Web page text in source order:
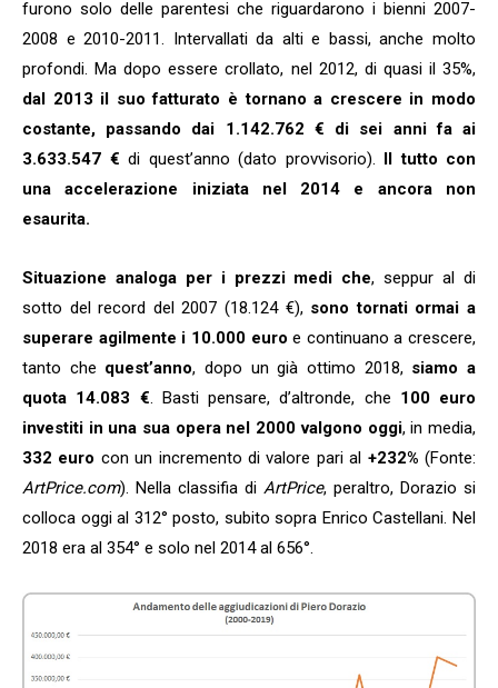
furono solo delle parentesi che riguardarono i bienni 2007-
2008 e 2010-2011. Intervallati da alti e bassi, anche molto
profondi. Ma dopo essere crollato, nel 2012, di quasi il 35%,
dal 2013 il suo fatturato è tornano a crescere in modo
costante, passando dai 1.142.762 € di sei anni fa ai
3.633.547 € di quest’anno (dato provvisorio). Il tutto con
una accelerazione iniziata nel 2014 e ancora non
esaurita.
Situazione analoga per i prezzi medi che, seppur al di
sotto del record del 2007 (18.124 €), sono tornati ormai a
superare agilmente i 10.000 euroe continuano a crescere,
tanto che quest’anno, dopo un già ottimo 2018, siamo a
quota 14.083 €. Basti pensare, d’altronde, che 100 euro
investiti in una sua opera nel 2000 valgono oggi, in media,
332 euro con un incremento di valore pari al +232% (Fonte:
ArtPrice.com). Nella classifia di ArtPrice, peraltro, Dorazio si
colloca oggi al 312° posto, subito sopra Enrico Castellani. Nel
2018 era al 354° e solo nel 2014 al 656°.